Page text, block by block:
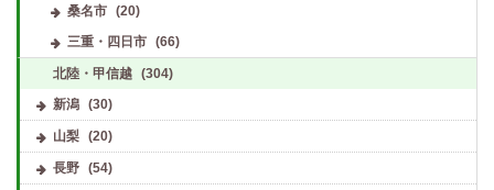
桑名市
(20)
三重・四日市
(66)
北陸・甲信越 (304)
新潟 (30)
山梨 (20)
長野 (54)